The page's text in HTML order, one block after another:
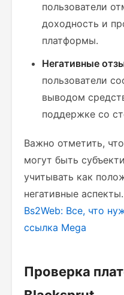
пользователи
доходность и
платформы.
Негативные
пользователи
выводом
поддержке со
Важно отметить,
могут быть
учитывать как
негативные аспекты.
Bs2Web: Все, что
ссылка Mega
Проверка